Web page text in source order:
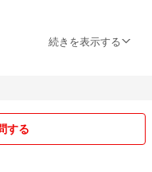
。
トくださいね！
続きを表示する
する